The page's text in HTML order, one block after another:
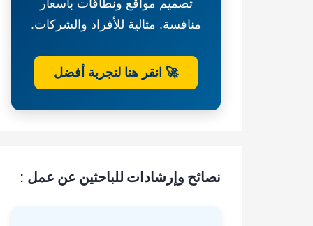
تصميم مواقع ونطاقات بأسعار
منافسة. مثالية للأفراد والشركات.
🚀 انقر هنا لتجربة أفضل
نصائح وإرشادات للباحثين عن عمل :